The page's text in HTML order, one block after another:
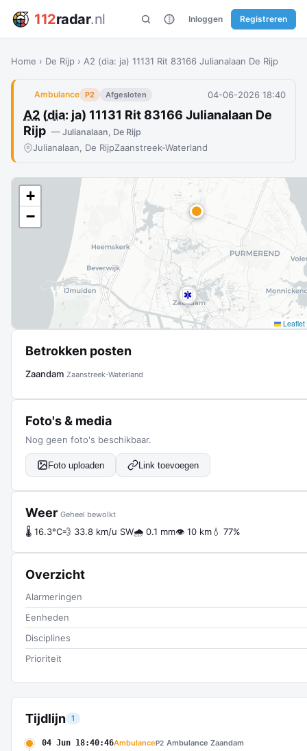
112radar.nl Inloggen Registreren
Home › De Rijp › A2 (dia: ja) 11131 Rit 83166 Julianalaan De Rijp
Ambulance P2 Afgesloten 04-06-2026 18:40
A2 (dia: ja) 11131 Rit 83166 Julianalaan De
Rijp — Julianalaan, De Rijp
Julianalaan, De RijpZaanstreek-Waterland
Tijdlijn 1
04 Jun 18:40:46AmbulanceP2 Ambulance Zaandam
+
−
Leaflet
Betrokken posten
Zaandam Zaanstreek-Waterland
Foto's & media
Nog geen foto's beschikbaar.
Foto uploaden Link toevoegen
Weer Geheel bewolkt
🌡 16.3°C💨 33.8 km/u SW🌧 0.1 mm👁 10 km💧 77%
Overzicht
Alarmeringen
Eenheden
Disciplines
Prioriteit